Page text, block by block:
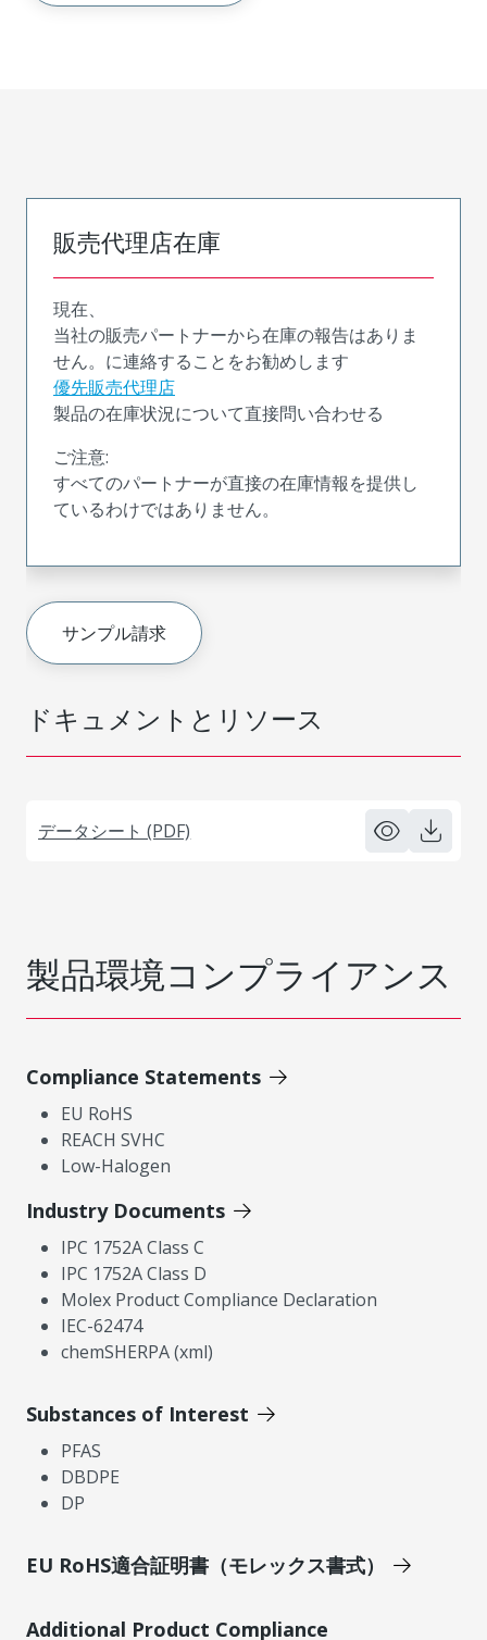
ドキュメントとリソース
データシート (PDF)
販売代理店在庫
現在、
当社の販売パートナーから在庫の報告はありま
せん。に連絡することをお勧めします
優先販売代理店
製品の在庫状況について直接問い合わせる
ご注意:
すべてのパートナーが直接の在庫情報を提供し
ているわけではありません。
サンプル請求
製品環境コンプライアンス
Compliance Statements
EU RoHS
REACH SVHC
Low-Halogen
Industry Documents
IPC 1752A Class C
IPC 1752A Class D
Molex Product Compliance Declaration
IEC-62474
chemSHERPA (xml)
Substances of Interest
PFAS
DBDPE
DP
EU RoHS適合証明書（モレックス書式）
Additional Product Compliance